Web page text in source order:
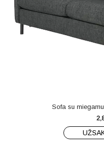
Sofa su